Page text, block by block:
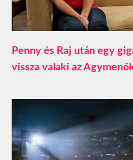
Penny és Raj után egy
vissza valaki az